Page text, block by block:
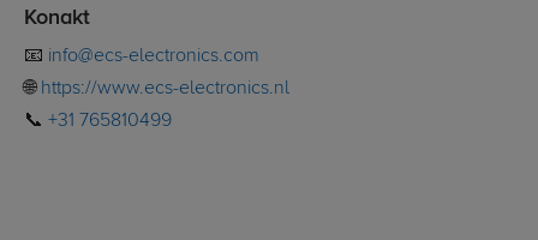
Konakt
📧 info@ecs-electronics.com
🌐 https://www.ecs-electronics.nl
📞 +31 765810499